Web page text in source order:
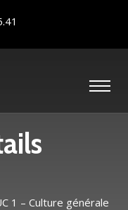
1 – Culture générale